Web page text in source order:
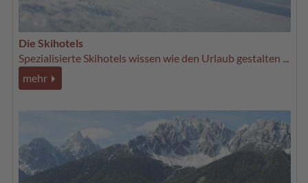
Die Skihotels
Spezialisierte Skihotels wissen wie den Urlaub gestalten ...
mehr